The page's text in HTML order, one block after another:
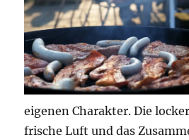
eigenen Charakter. Die
frische Luft und das